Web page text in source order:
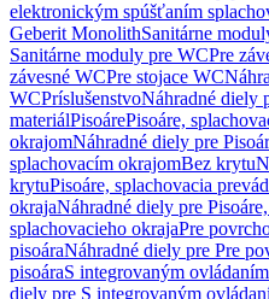
elektronickým spúšťaním
Geberit MonolithSanitárne
Sanitárne moduly pre WCPre
závesné WCPre stojace WC
WCPríslušenstvoNáhradné diely
materiálPisoárePisoáre,
okrajomNáhradné diely pre
splachovacím okrajomBez krytu
krytuPisoáre, splachovacia
okrajaNáhradné diely pre
splachovacieho okrajaPre
pisoáraNáhradné diely pre Pre
pisoáraS integrovaným
diely pre S integrovaným